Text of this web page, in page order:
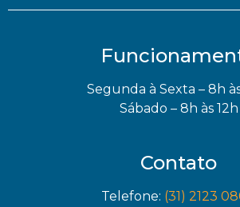
Segunda à Sexta – 8h
Sábado – 8h às 12h
Contato
Telefone: (31) 2123